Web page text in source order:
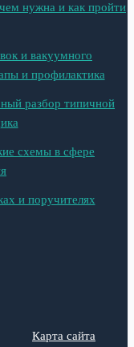
нужна и как пройти
и вакуумного
и профилактика
разбор типичной
схемы в сфере
и поручителях
Карта сайта